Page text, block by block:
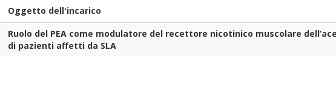
Oggetto dell'incarico
Ruolo del PEA come modulatore del recettore nicotinico muscolare
di pazienti affetti da SLA